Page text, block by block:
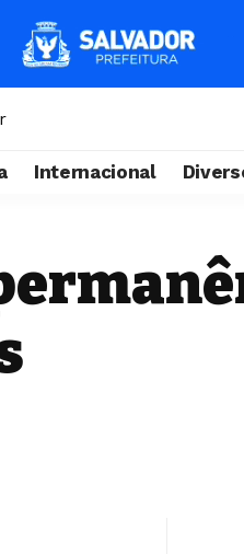
Internacional